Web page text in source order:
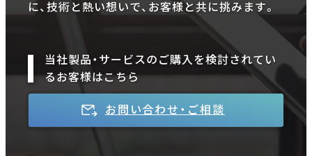
に、技術と熱い想いで、お客様と共に挑みます。
当社製品・サービスのご購入を検討されてい
るお客様はこちら
お問い合わせ・ご相談